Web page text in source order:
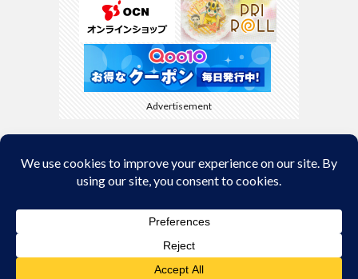
Advertisement
Back to Top
© Copyright 2026kyamaBlog